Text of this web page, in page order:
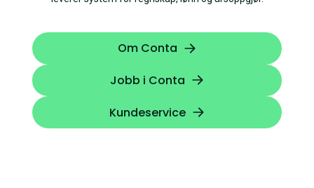
Om Conta
Jobb i Conta
Kundeservice